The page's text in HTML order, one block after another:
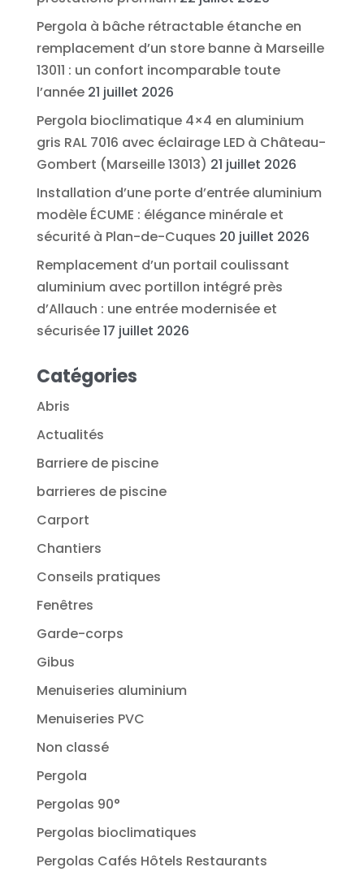
Pergola à bâche rétractable étanche en
remplacement d’un store banne à Marseille
13011 : un confort incomparable toute
l’année 21 juillet 2026
Pergola bioclimatique 4×4 en aluminium
gris RAL 7016 avec éclairage LED à Château-
Gombert (Marseille 13013) 21 juillet 2026
Installation d’une porte d’entrée aluminium
modèle ÉCUME : élégance minérale et
sécurité à Plan-de-Cuques 20 juillet 2026
Remplacement d’un portail coulissant
aluminium avec portillon intégré près
d’Allauch : une entrée modernisée et
sécurisée17 juillet 2026
Catégories
Abris
Actualités
Barriere de piscine
barrieres de piscine
Carport
Chantiers
Conseils pratiques
Fenêtres
Garde-corps
Gibus
Menuiseries aluminium
Menuiseries PVC
Non classé
Pergola
Pergolas 90°
Pergolas bioclimatiques
Pergolas Cafés Hôtels Restaurants